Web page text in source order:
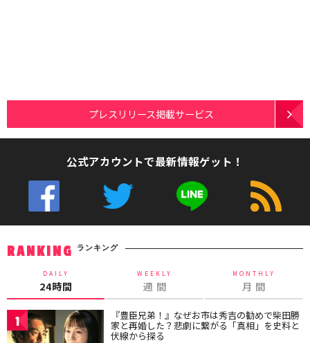
プレスリリース掲載サービス
公式アカウントで最新情報ゲット！
RANKING ランキング
DAILY
24時間
WEEKLY
週 間
MONTHLY
月 間
1 『豊臣兄弟！』なぜお市は秀吉の勧めで柴田勝
家と再婚した？悲劇に繋がる「真相」を史料と
伏線から探る